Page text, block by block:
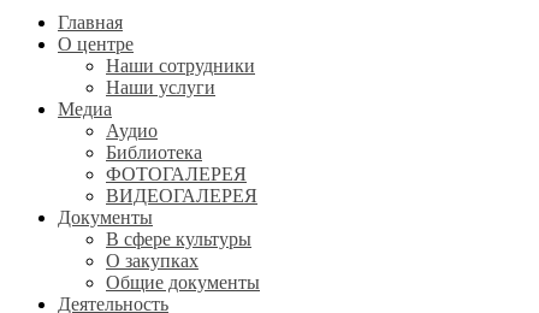
Главная
О центре
Наши сотрудники
Наши услуги
Медиа
Аудио
Библиотека
ФОТОГАЛЕРЕЯ
ВИДЕОГАЛЕРЕЯ
Документы
В сфере культуры
О закупках
Общие документы
Деятельность